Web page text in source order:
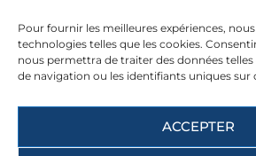
Pour fournir les meilleures expériences,
technologies telles que les cookies.
nous permettra de traiter des données
de navigation ou les identifiants uniques sur
ACCEPTER
English
Nous vous
du mardi au
9:30-12:30 et 14:00-